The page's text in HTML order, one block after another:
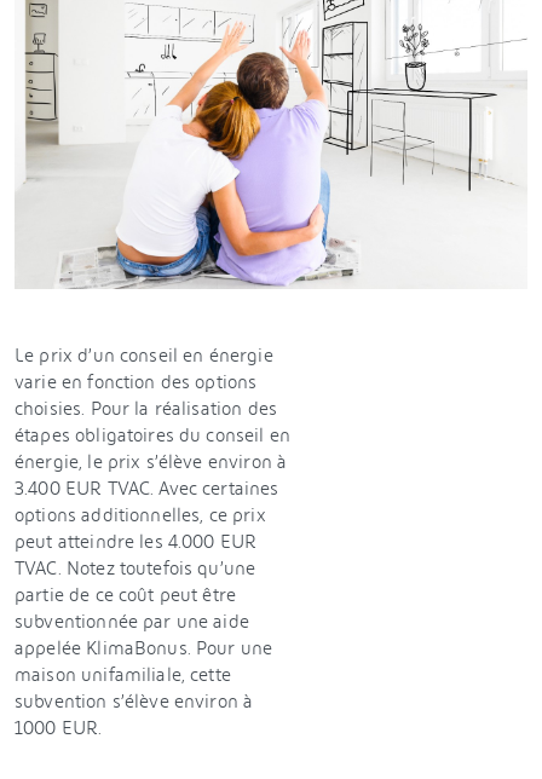
Le prix d’un conseil en énergie
varie en fonction des options
choisies. Pour la réalisation des
étapes obligatoires du conseil en
énergie, le prix s’élève environ à
3.400 EUR TVAC. Avec certaines
options additionnelles, ce prix
peut atteindre les 4.000 EUR
TVAC. Notez toutefois qu’une
partie de ce coût peut être
subventionnée par une aide
appelée KlimaBonus. Pour une
maison unifamiliale, cette
subvention s’élève environ à
1000 EUR.